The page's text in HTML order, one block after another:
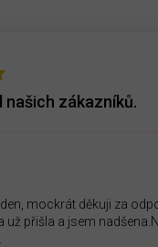
zákazníků.
mockrát děkuji za
už přišla a jsem